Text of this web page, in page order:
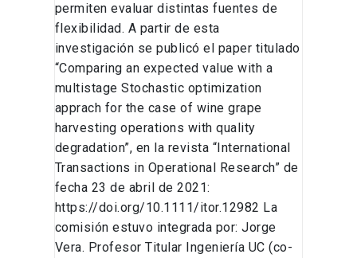
permiten evaluar distintas fuentes de
flexibilidad. A partir de esta
investigación se publicó el paper titulado
“Comparing an expected value with a
multistage Stochastic optimization
apprach for the case of wine grape
harvesting operations with quality
degradation”, en la revista “International
Transactions in Operational Research” de
fecha 23 de abril de 2021:
https://doi.org/10.1111/itor.12982 La
comisión estuvo integrada por: Jorge
Vera. Profesor Titular Ingeniería UC (co-